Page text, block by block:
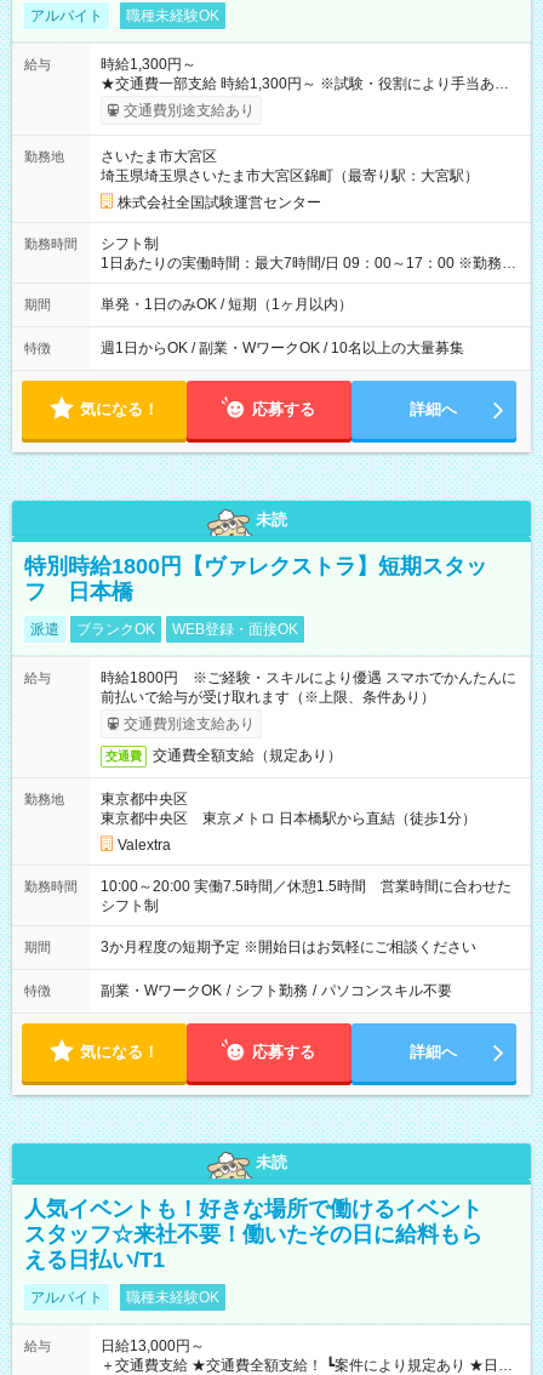
アルバイト 職種未経験OK
給与
時給1,300円～
★交通費一部支給 時給1,300円～ ※試験・役割により手当あり
※勤務回数により昇給あり 【即給（前払い）オプションあ
り！】 希望される場合、勤務から1週間ほどで給与の一部を受け
例】 ・河合塾模擬試験 8:30～17:30（休憩1時間） 時給1,300円
×8時間＝日収10,400円＋交通費 ※当日の役割により時給＋100
円の場合あり ・国家試験 7:00～13:30（休憩なし） 時給1,300
円（役割手当＋100円）×6時間＝日収8,400円＋交通費 【試用期
間】試用期間なし
交通費別途支給あり
勤務地
さいたま市大宮区
埼玉県埼玉県さいたま市大宮区錦町（最寄り駅：大宮駅）
株式会社全国試験運営センター
勤務時間
シフト制
1日あたりの実働時間：最大7時間/日 09：00～17：00 ※勤務時
間は 試験により異なります。
期間 単発・1日のみOK / 短期（1ヶ月以内）
特徴 週1日からOK / 副業・WワークOK / 10名以上の大量募集
気になる！ 応募する 詳細へ
未読
特別時給1800円【ヴァレクストラ】短期スタッ
フ 日本橋
派遣 ブランクOK WEB登録・面接OK
給与
時給1800円 ※ご経験・スキルにより優遇 スマホでかんたんに
前払いで給与が受け取れます（※上限、条件あり）
交通費別途支給あり
交通費 交通費全額支給（規定あり）
勤務地
東京都中央区
東京都中央区 東京メトロ 日本橋駅から直結（徒歩1分）
Valextra
勤務時間
10:00～20:00 実働7.5時間／休憩1.5時間 営業時間に合わせた
シフト制
期間 3か月程度の短期予定 ※開始日はお気軽にご相談ください
特徴 副業・WワークOK / シフト勤務 / パソコンスキル不要
気になる！ 応募する 詳細へ
未読
人気イベントも！好きな場所で働けるイベント
スタッフ☆来社不要！働いたその日に給料もら
える日払い/T1
アルバイト 職種未経験OK
給与
日給13,000円～
＋交通費支給 ★交通費全額支給！ ┗案件により規定あり ★日払